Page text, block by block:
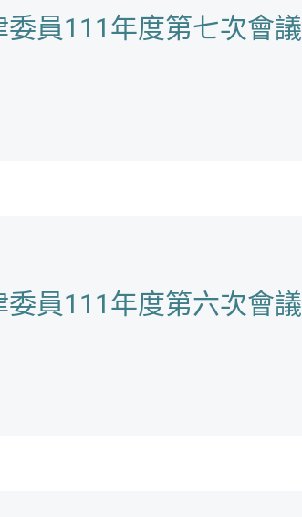
員111年度第七次會議
員111年度第六次會議